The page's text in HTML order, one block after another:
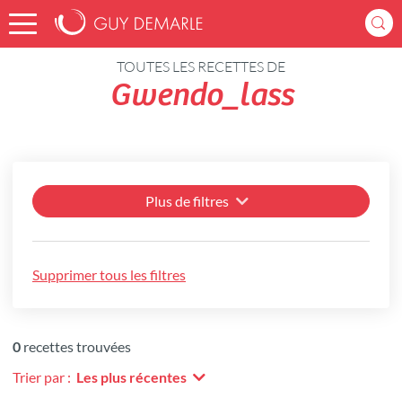
Accueil Recettes
TOUTES LES RECETTES DE
Gwendo_lass
Plus de filtres
Supprimer tous les filtres
0 recettes trouvées
Trier par : Les plus récentes